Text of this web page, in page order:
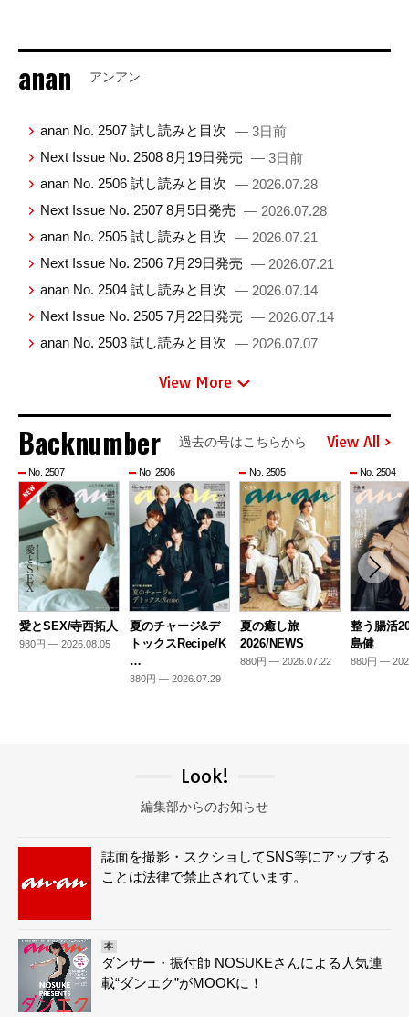
anan アンアン
anan No. 2507 試し読みと目次 — 3日前
Next Issue No. 2508 8月19日発売 — 3日前
anan No. 2506 試し読みと目次 — 2026.07.28
Next Issue No. 2507 8月5日発売 — 2026.07.28
anan No. 2505 試し読みと目次 — 2026.07.21
Next Issue No. 2506 7月29日発売 — 2026.07.21
anan No. 2504 試し読みと目次 — 2026.07.14
Next Issue No. 2505 7月22日発売 — 2026.07.14
anan No. 2503 試し読みと目次 — 2026.07.07
View More
Backnumber 過去の号はこちらから View All
No. 2507
愛とSEX/寺西拓人
980円 — 2026.08.05
No. 2506
夏のチャージ&デ
トックスRecipe/K
…
880円 — 2026.07.29
No. 2505
夏の癒し旅
2026/NEWS
880円 — 2026.07.22
No. 2504
整う腸活
島健
880円 —
Look!
編集部からのお知らせ
誌面を撮影・スクショしてSNS等にアップする
ことは法律で禁止されています。
本
ダンサー・振付師 NOSUKEさんによる人気連
載“ダンエク”がMOOKに！